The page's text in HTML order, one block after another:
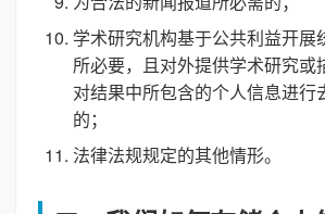
学术研究机构基于公共利益开展
所必要，且对外提供学术研究或
对结果中所包含的个人信息进行
的；
法律法规规定的其他情形。